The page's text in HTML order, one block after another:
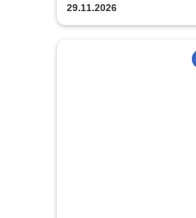
Musik! Konzerte 2026
29.11.2026